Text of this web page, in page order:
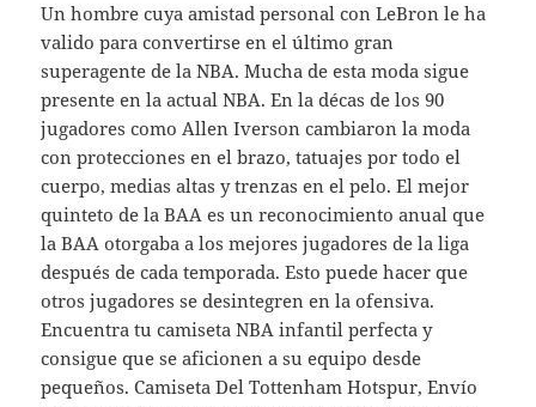
Un hombre cuya amistad personal con LeBron le ha
valido para convertirse en el último gran
superagente de la NBA. Mucha de esta moda sigue
presente en la actual NBA. En la décas de los 90
jugadores como Allen Iverson cambiaron la moda
con protecciones en el brazo, tatuajes por todo el
cuerpo, medias altas y trenzas en el pelo. El mejor
quinteto de la BAA es un reconocimiento anual que
la BAA otorgaba a los mejores jugadores de la liga
después de cada temporada. Esto puede hacer que
otros jugadores se desintegren en la ofensiva.
Encuentra tu camiseta NBA infantil perfecta y
consigue que se aficionen a su equipo desde
pequeños. Camiseta Del Tottenham Hotspur, Envío